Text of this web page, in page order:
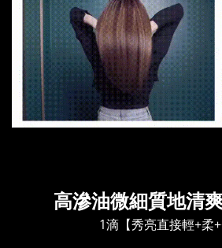
高滲油微細質地清
1滴【秀亮直接輕+柔